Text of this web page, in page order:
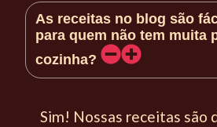
As receitas no blog são
para quem não tem muita
cozinha?
Sim! Nossas receitas são